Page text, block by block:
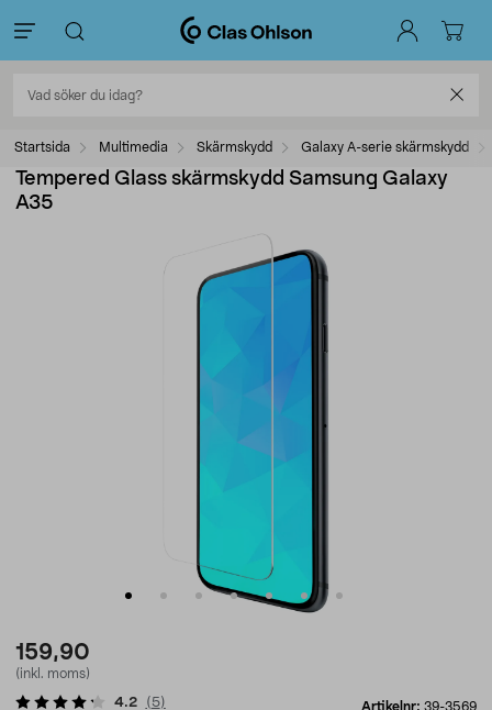
Startsida Multimedia Skärmskydd Galaxy A-serie skärmskydd
Tempered Glass skärmskydd Samsung Galaxy
A35
159,90
(inkl. moms)
Artikelnr: 39-3569
4.2 ( 5)